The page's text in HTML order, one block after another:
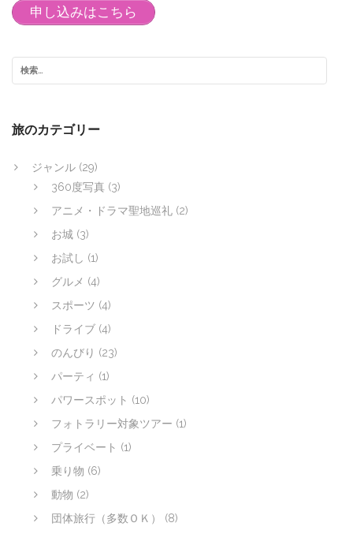
申し込みはこちら
旅のカテゴリー
ジャンル (29)
360度写真 (3)
アニメ・ドラマ聖地巡礼 (2)
お城 (3)
お試し (1)
グルメ (4)
スポーツ (4)
ドライブ (4)
のんびり (23)
パーティ (1)
パワースポット (10)
フォトラリー対象ツアー (1)
プライベート (1)
乗り物 (6)
動物 (2)
団体旅行（多数ＯＫ）
(8)